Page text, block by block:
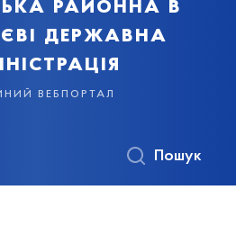
районна в
державна
вебпортал
Пошук